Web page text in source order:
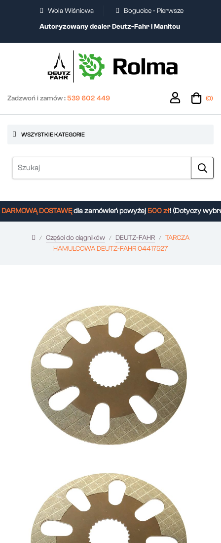
Wola Wiśniowa
Bogucice - Pierwsze
Autoryzowany dealer Deutz-Fahr i Manitou
Zadzwoń i zamów :539 602 449 (0)
WSZYSTKIE KATEGORIE
DOSTAWĘdla zamówień powyżej500 zł! (Dotyczy
Części do ciągników DEUTZ-FAHR
TARCZA
HAMULCOWA DEUTZ-FAHR 04417527